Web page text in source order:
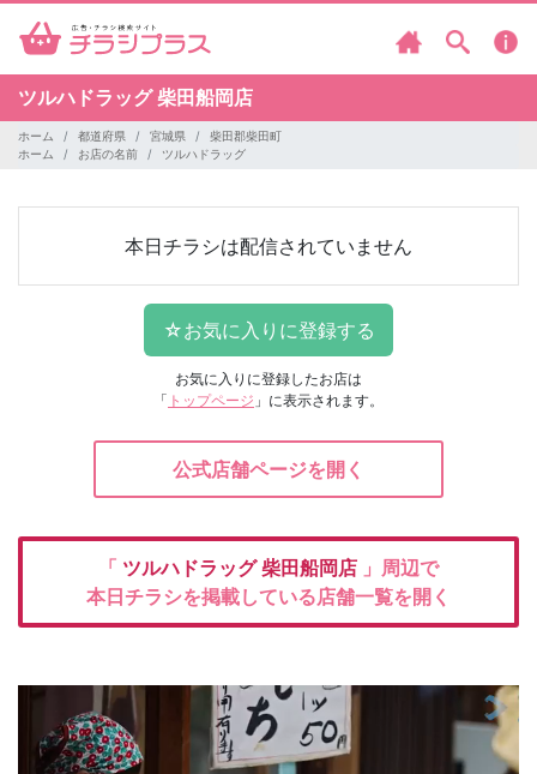
ツルハドラッグ柴田船岡店
ホーム 都道府県 宮城県
柴田郡柴田町
ホーム
お店の名前 ツルハドラッグ
本日チラシは配信されていません
お気に入りに登録したお店は
「 トップページ 」に表示されます。
公式店舗ページを開く
「 ツルハドラッグ柴田船岡店 」周辺で
本日チラシを掲載している店舗一覧を開く